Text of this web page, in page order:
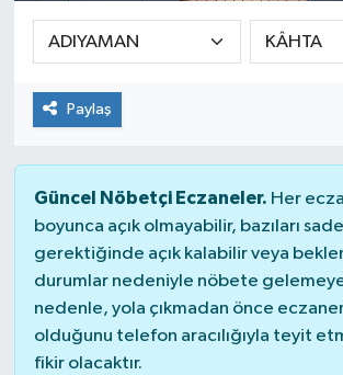
Paylaş
Güncel Nöbetçi Eczaneler. Her
boyunca açık olmayabilir, bazıları
gerektiğinde açık kalabilir veya
durumlar nedeniyle nöbete
nedenle, yola çıkmadan önce
olduğunu telefon aracılığıyla teyit
fikir olacaktır.